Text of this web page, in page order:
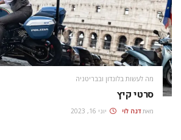
מה לעשות בלונדון ובבריטניה
סרטי קיץ
מאת דנה לוי יוני 16, 2023